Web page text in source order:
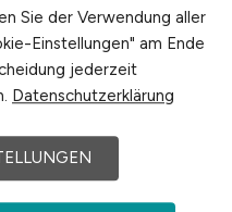
im Treasury oder
mit
Treasury- und Cash-
Sie der Verwendung aller
Einstellungen" am Ende
jederzeit
Datenschutzerklärung